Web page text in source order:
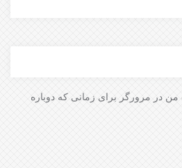
من در مرورگر برای زمانی که دوباره